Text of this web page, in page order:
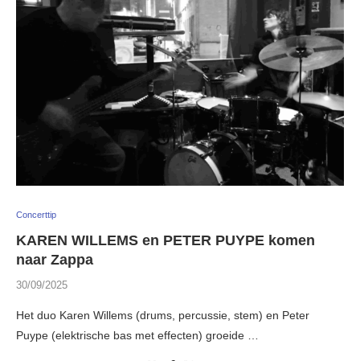
Concerttip
KAREN WILLEMS en PETER PUYPE komen
naar Zappa
30/09/2025
Het duo Karen Willems (drums, percussie, stem) en Peter
Puype (elektrische bas met effecten) groeide …